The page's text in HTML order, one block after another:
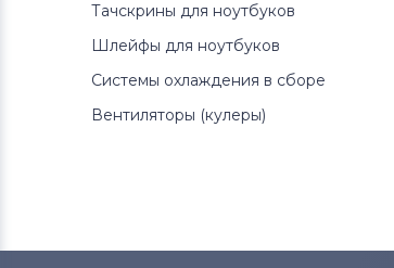
Тачскрины для ноутбуков
Шлейфы для ноутбуков
Системы охлаждения в сборе
Вентиляторы (кулеры)